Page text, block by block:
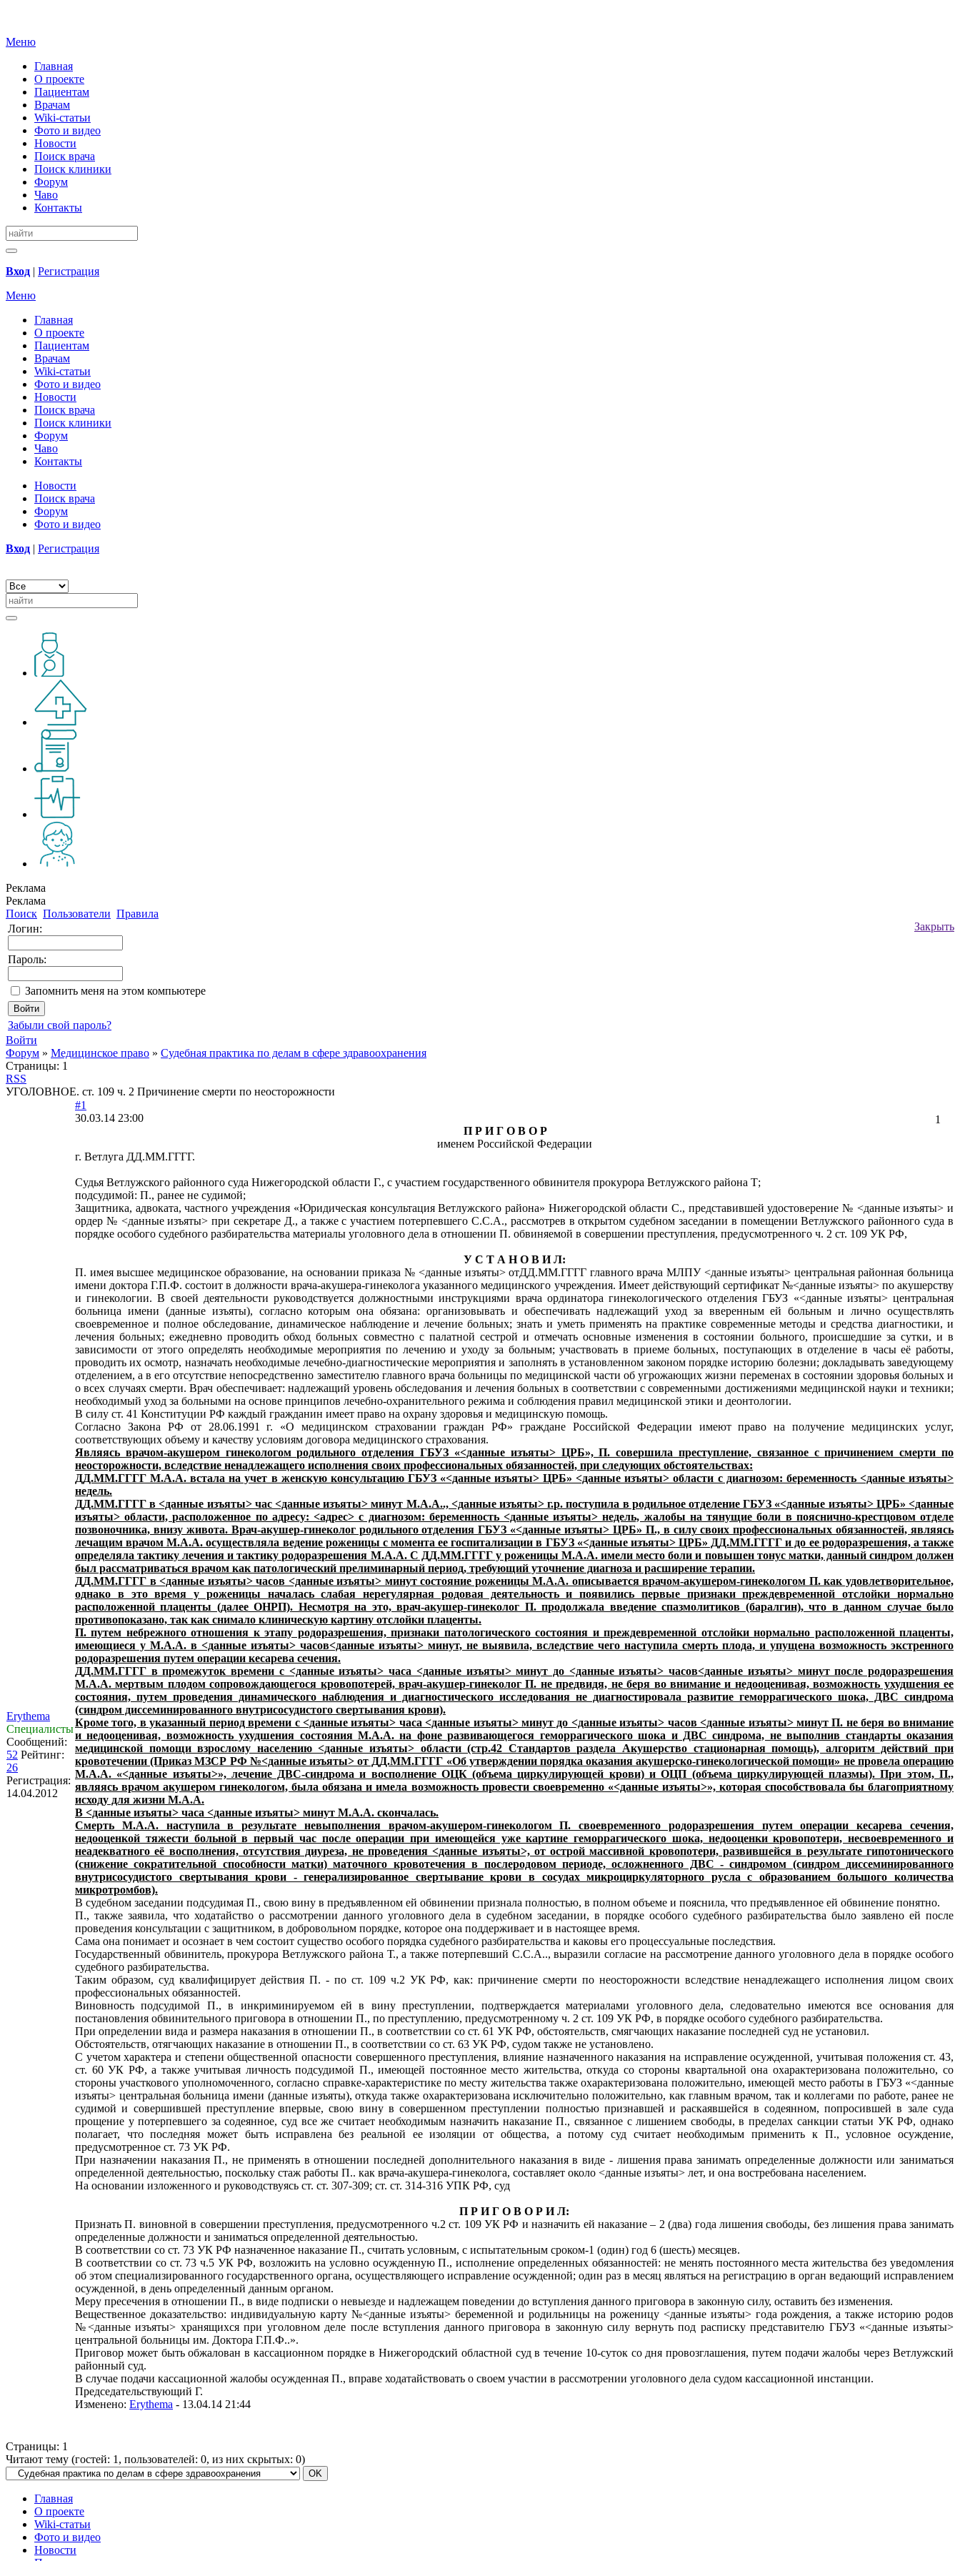
Меню
Главная
О проекте
Пациентам
Врачам
Wiki-статьи
Фото и видео
Новости
Поиск врача
Поиск клиники
Форум
Чаво
Контакты
Вход | Регистрация
Меню
Главная
О проекте
Пациентам
Врачам
Wiki-статьи
Фото и видео
Новости
Поиск врача
Поиск клиники
Форум
Чаво
Контакты
Новости
Поиск врача
Форум
Фото и видео
Вход | Регистрация
Реклама
Реклама
Поиск Пользователи Правила
Закрыть
Логин:
Пароль:
Запомнить меня на этом компьютере
Забыли свой пароль?
Войти
Форум » Медицинское право » Судебная практика по делам в сфере здравоохранения
Страницы: 1
RSS
УГОЛОВНОЕ. ст. 109 ч. 2 Причинение смерти по неосторожности
Erythema
Специалисты
Сообщений:
52 Рейтинг:
26
Регистрация:
14.04.2012
#1
1
30.03.14 23:00
П Р И Г О В О Р
именем Российской Федерации
г. Ветлуга ДД.ММ.ГГГГ.
Судья Ветлужского районного суда Нижегородской области Г., с участием государственного обвинителя прокурора Ветлужского района Т;
подсудимой: П., ранее не судимой;
Защитника, адвоката, частного учреждения «Юридическая консультация Ветлужского района» Нижегородской области С., представившей удостоверение № <данные изъяты> и
ордер № <данные изъяты> при секретаре Д., а также с участием потерпевшего С.С.А., рассмотрев в открытом судебном заседании в помещении Ветлужского районного суда в
порядке особого судебного разбирательства материалы уголовного дела в отношении П. обвиняемой в совершении преступления, предусмотренного ч. 2 ст. 109 УК РФ,
У С Т А Н О В И Л:
П. имея высшее медицинское образование, на основании приказа № <данные изъяты> отДД.ММ.ГГГГ главного врача МЛПУ <данные изъяты> центральная районная больница
имени доктора Г.П.Ф. состоит в должности врача-акушера-гинеколога указанного медицинского учреждения. Имеет действующий сертификат №<данные изъяты> по акушерству
и гинекологии. В своей деятельности руководствуется должностными инструкциями врача ординатора гинекологического отделения ГБУЗ «<данные изъяты> центральная
больница имени (данные изъяты), согласно которым она обязана: организовывать и обеспечивать надлежащий уход за вверенным ей больным и лично осуществлять
своевременное и полное обследование, динамическое наблюдение и лечение больных; знать и уметь применять на практике современные методы и средства диагностики, и
лечения больных; ежедневно проводить обход больных совместно с палатной сестрой и отмечать основные изменения в состоянии больного, происшедшие за сутки, и в
зависимости от этого определять необходимые мероприятия по лечению и уходу за больным; участвовать в приеме больных, поступающих в отделение в часы её работы,
проводить их осмотр, назначать необходимые лечебно-диагностические мероприятия и заполнять в установленном законом порядке историю болезни; докладывать заведующему
отделением, а в его отсутствие непосредственно заместителю главного врача больницы по медицинской части об угрожающих жизни переменах в состоянии здоровья больных и
о всех случаях смерти. Врач обеспечивает: надлежащий уровень обследования и лечения больных в соответствии с современными достижениями медицинской науки и техники;
необходимый уход за больными на основе принципов лечебно-охранительного режима и соблюдения правил медицинской этики и деонтологии.
В силу ст. 41 Конституции РФ каждый гражданин имеет право на охрану здоровья и медицинскую помощь.
Согласно Закона РФ от 28.06.1991 г. «О медицинском страховании граждан РФ» граждане Российской Федерации имеют право на получение медицинских услуг,
соответствующих объему и качеству условиям договора медицинского страхования.
Являясь врачом-акушером гинекологом родильного отделения ГБУЗ «<данные изъяты> ЦРБ», П. совершила преступление, связанное с причинением смерти по
неосторожности, вследствие ненадлежащего исполнения своих профессиональных обязанностей, при следующих обстоятельствах:
ДД.ММ.ГГГГ М.А.А. встала на учет в женскую консультацию ГБУЗ «<данные изъяты> ЦРБ» <данные изъяты> области с диагнозом: беременность <данные изъяты>
недель.
ДД.ММ.ГГГГ в <данные изъяты> час <данные изъяты> минут М.А.А.., <данные изъяты> г.р. поступила в родильное отделение ГБУЗ «<данные изъяты> ЦРБ» <данные
изъяты> области, расположенное по адресу: <адрес> с диагнозом: беременность <данные изъяты> недель, жалобы на тянущие боли в пояснично-крестцовом отделе
позвоночника, внизу живота. Врач-акушер-гинеколог родильного отделения ГБУЗ «<данные изъяты> ЦРБ» П., в силу своих профессиональных обязанностей, являясь
лечащим врачом М.А.А. осуществляла ведение роженицы с момента ее госпитализации в ГБУЗ «<данные изъяты> ЦРБ» ДД.ММ.ГГГГ и до ее родоразрешения, а также
определяла тактику лечения и тактику родоразрешения М.А.А. С ДД.ММ.ГГГГ у роженицы М.А.А. имели место боли и повышен тонус матки, данный синдром должен
был рассматриваться врачом как патологический прелиминарный период, требующий уточнение диагноза и расширение терапии.
ДД.ММ.ГГГГ в <данные изъяты> часов <данные изъяты> минут состояние роженицы М.А.А. описывается врачом-акушером-гинекологом П. как удовлетворительное,
однако в это время у роженицы началась слабая нерегулярная родовая деятельность и появились первые признаки преждевременной отслойки нормально
расположенной плаценты (далее ОНРП). Несмотря на это, врач-акушер-гинеколог П. продолжала введение спазмолитиков (баралгин), что в данном случае было
противопоказано, так как снимало клиническую картину отслойки плаценты.
П. путем небрежного отношения к этапу родоразрешения, признаки патологического состояния и преждевременной отслойки нормально расположенной плаценты,
имеющиеся у М.А.А. в <данные изъяты> часов<данные изъяты> минут, не выявила, вследствие чего наступила смерть плода, и упущена возможность экстренного
родоразрешения путем операции кесарева сечения.
ДД.ММ.ГГГГ в промежуток времени с <данные изъяты> часа <данные изъяты> минут до <данные изъяты> часов<данные изъяты> минут после родоразрешения
М.А.А. мертвым плодом сопровождающегося кровопотерей, врач-акушер-гинеколог П. не предвидя, не беря во внимание и недооценивая, возможность ухудшения ее
состояния, путем проведения динамического наблюдения и диагностического исследования не диагностировала развитие геморрагического шока, ДВС синдрома
(синдром диссеминированного внутрисосудистого свертывания крови).
Кроме того, в указанный период времени с <данные изъяты> часа <данные изъяты> минут до <данные изъяты> часов <данные изъяты> минут П. не беря во внимание
и недооценивая, возможность ухудшения состояния М.А.А. на фоне развивающегося геморрагического шока и ДВС синдрома, не выполнив стандарты оказания
медицинской помощи взрослому населению <данные изъяты> области (стр.42 Стандартов раздела Акушерство стационарная помощь), алгоритм действий при
кровотечении (Приказ МЗСР РФ №<данные изъяты> от ДД.ММ.ГГГГ «Об утверждении порядка оказания акушерско-гинекологической помощи» не провела операцию
М.А.А. «<данные изъяты>», лечение ДВС-синдрома и восполнение ОЦК (объема циркулирующей крови) и ОЦП (объема циркулирующей плазмы). При этом, П.,
являясь врачом акушером гинекологом, была обязана и имела возможность провести своевременно «<данные изъяты>», которая способствовала бы благоприятному
исходу для жизни М.А.А.
В <данные изъяты> часа <данные изъяты> минут М.А.А. скончалась.
Смерть М.А.А. наступила в результате невыполнения врачом-акушером-гинекологом П. своевременного родоразрешения путем операции кесарева сечения,
недооценкой тяжести больной в первый час после операции при имеющейся уже картине геморрагического шока, недооценки кровопотери, несвоевременного и
неадекватного её восполнения, отсутствия диуреза, не проведения <данные изъяты>, от острой массивной кровопотери, развившейся в результате гипотонического
(снижение сократительной способности матки) маточного кровотечения в послеродовом периоде, осложненного ДВС - синдромом (синдром диссеминированного
внутрисосудистого свертывания крови - генерализированное свертывание крови в сосудах микроциркуляторного русла с образованием большого количества
микротромбов).
В судебном заседании подсудимая П., свою вину в предъявленном ей обвинении признала полностью, в полном объеме и пояснила, что предъявленное ей обвинение понятно.
П., также заявила, что ходатайство о рассмотрении данного уголовного дела в судебном заседании, в порядке особого судебного разбирательства было заявлено ей после
проведения консультации с защитником, в добровольном порядке, которое она поддерживает и в настоящее время.
Сама она понимает и осознает в чем состоит существо особого порядка судебного разбирательства и каковы его процессуальные последствия.
Государственный обвинитель, прокурора Ветлужского района Т., а также потерпевший С.С.А.., выразили согласие на рассмотрение данного уголовного дела в порядке особого
судебного разбирательства.
Таким образом, суд квалифицирует действия П. - по ст. 109 ч.2 УК РФ, как: причинение смерти по неосторожности вследствие ненадлежащего исполнения лицом своих
профессиональных обязанностей.
Виновность подсудимой П., в инкриминируемом ей в вину преступлении, подтверждается материалами уголовного дела, следовательно имеются все основания для
постановления обвинительного приговора в отношении П., по преступлению, предусмотренному ч. 2 ст. 109 УК РФ, в порядке особого судебного разбирательства.
При определении вида и размера наказания в отношении П., в соответствии со ст. 61 УК РФ, обстоятельств, смягчающих наказание последней суд не установил.
Обстоятельств, отягчающих наказание в отношении П., в соответствии со ст. 63 УК РФ, судом также не установлено.
С учетом характера и степени общественной опасности совершенного преступления, влияние назначенного наказания на исправление осужденной, учитывая положения ст. 43,
ст. 60 УК РФ, а также учитывая личность подсудимой П., имеющей постоянное место жительства, откуда со стороны квартальной она охарактеризована положительно, со
стороны участкового уполномоченного, согласно справке-характеристике по месту жительства также охарактеризована положительно, имеющей место работы в ГБУЗ «<данные
изъяты> центральная больница имени (данные изъяты), откуда также охарактеризована исключительно положительно, как главным врачом, так и коллегами по работе, ранее не
судимой и совершившей преступление впервые, свою вину в совершенном преступлении полностью признавшей и раскаявшейся в содеянном, попросившей в зале суда
прощение у потерпевшего за содеянное, суд все же считает необходимым назначить наказание П., связанное с лишением свободы, в пределах санкции статьи УК РФ, однако
полагает, что последняя может быть исправлена без реальной ее изоляции от общества, а потому суд считает необходимым применить к П., условное осуждение,
предусмотренное ст. 73 УК РФ.
При назначении наказания П., не применять в отношении последней дополнительного наказания в виде - лишения права занимать определенные должности или заниматься
определенной деятельностью, поскольку стаж работы П.. как врача-акушера-гинеколога, составляет около <данные изъяты> лет, и она востребована населением.
На основании изложенного и руководствуясь ст. ст. 307-309; ст. ст. 314-316 УПК РФ, суд
П Р И Г О В О Р И Л:
Признать П. виновной в совершении преступления, предусмотренного ч.2 ст. 109 УК РФ и назначить ей наказание – 2 (два) года лишения свободы, без лишения права занимать
определенные должности и заниматься определенной деятельностью.
В соответствии со ст. 73 УК РФ назначенное наказание П., считать условным, с испытательным сроком-1 (один) год 6 (шесть) месяцев.
В соответствии со ст. 73 ч.5 УК РФ, возложить на условно осужденную П., исполнение определенных обязанностей: не менять постоянного места жительства без уведомления
об этом специализированного государственного органа, осуществляющего исправление осужденной; один раз в месяц являться на регистрацию в орган ведающий исправлением
осужденной, в день определенный данным органом.
Меру пресечения в отношении П., в виде подписки о невыезде и надлежащем поведении до вступления данного приговора в законную силу, оставить без изменения.
Вещественное доказательство: индивидуальную карту №<данные изъяты> беременной и родильницы на роженицу <данные изъяты> года рождения, а также историю родов
№<данные изъяты> хранящихся при уголовном деле после вступления данного приговора в законную силу вернуть под расписку представителю ГБУЗ «<данные изъяты>
центральной больницы им. Доктора Г.П.Ф..».
Приговор может быть обжалован в кассационном порядке в Нижегородский областной суд в течение 10-суток со дня провозглашения, путем подачи жалобы через Ветлужский
районный суд.
В случае подачи кассационной жалобы осужденная П., вправе ходатайствовать о своем участии в рассмотрении уголовного дела судом кассационной инстанции.
Председательствующий Г.
Изменено: Erythema - 13.04.14 21:44
Страницы: 1
Читают тему (гостей: 1 , пользователей: 0, из них скрытых: 0)
Главная
О проекте
Wiki-статьи
Фото и видео
Новости